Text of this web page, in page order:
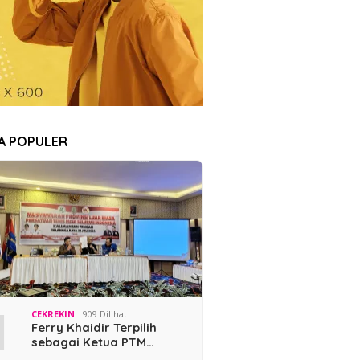
POPULER
CEKREKIN 909 Dilihat
Ferry Khaidir Terpilih
sebagai Ketua PTM…